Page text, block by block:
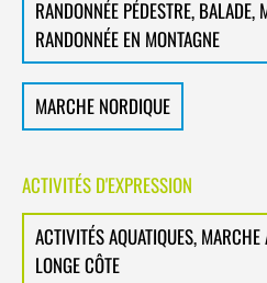
RANDONNÉE PÉDESTRE,
RANDONNÉE EN MONTAGNE
MARCHE NORDIQUE
ACTIVITÉS D'EXPRESSION
ACTIVITÉS AQUATIQUES,
LONGE CÔTE